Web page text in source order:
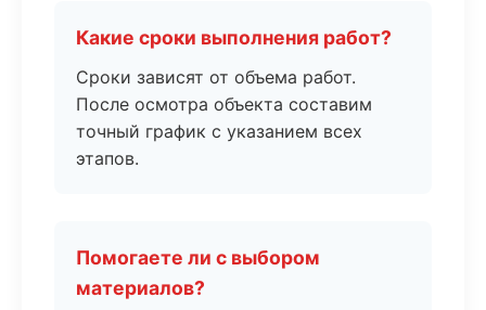
Какие сроки выполнения работ?
Сроки зависят от объема работ.
После осмотра объекта составим
точный график с указанием всех
этапов.
Помогаете ли с выбором
материалов?